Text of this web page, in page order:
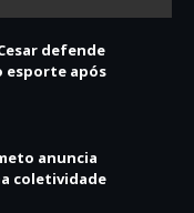
defende
esporte após
anuncia
coletividade